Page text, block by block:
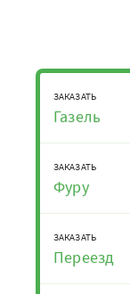
ЗАКАЗАТЬ
Газель
ЗАКАЗАТЬ
Фуру
ЗАКАЗАТЬ
Переезд